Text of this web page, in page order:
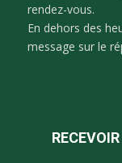
rendez-vous.
En dehors des
message sur le